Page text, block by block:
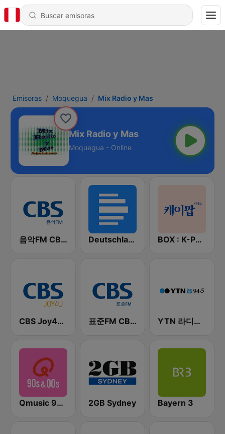
Emisoras Moquegua Mix Radio y Mas
Mix Radio y Mas
Moquegua - Online
음악FM CBS 라디오 (Music FM) Deutschlandfunk BOX : K-POP 케이팝
CBS Joy4U-CBS 라디오 표준FM CBS 라디오 (Standard FM) YTN 라디오 (YTN FM) - 24 Hours News Channel
Qmusic 90's & 00's 2GB Sydney Bayern 3